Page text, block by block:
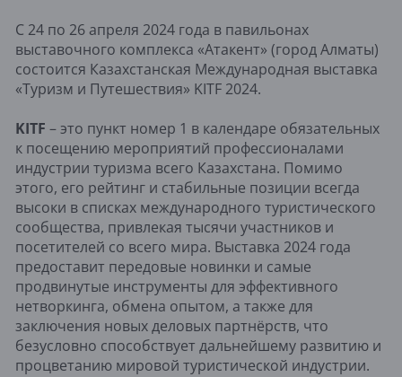
С 24 по 26 апреля 2024 года в павильонах
выставочного комплекса «Атакент» (город Алматы)
состоится Казахстанская Международная выставка
«Туризм и Путешествия» KITF 2024.
KITF – это пункт номер 1 в календаре обязательных
к посещению мероприятий профессионалами
индустрии туризма всего Казахстана. Помимо
этого, его рейтинг и стабильные позиции всегда
высоки в списках международного туристического
сообщества, привлекая тысячи участников и
посетителей со всего мира. Выставка 2024 года
предоставит передовые новинки и самые
продвинутые инструменты для эффективного
нетворкинга, обмена опытом, а также для
заключения новых деловых партнёрств, что
безусловно способствует дальнейшему развитию и
процветанию мировой туристической индустрии.